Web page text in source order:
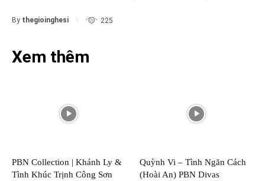
By thegioinghesi 225
Xem thêm
PBN Collection | Khánh Ly &
Tình Khúc Trịnh Công Sơn
Quỳnh Vi – Tình Ngăn Cách
(Hoài An) PBN Divas